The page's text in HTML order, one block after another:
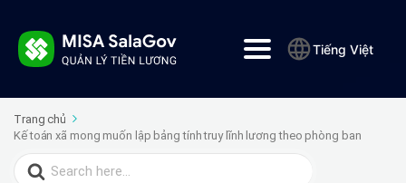
Tiếng Việt
Trang chủ
Kế toán xã mong muốn lập bảng tính truy lĩnh lương theo phòng ban
Search
for: